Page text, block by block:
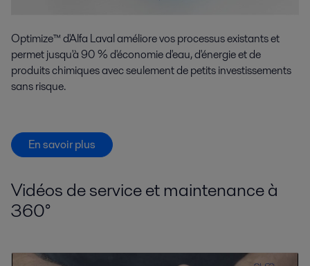
Optimize™ d'Alfa Laval améliore vos processus existants et
permet jusqu'à 90 % d'économie d'eau, d'énergie et de
produits chimiques avec seulement de petits investissements
sans risque.
En savoir plus
Vidéos de service et maintenance à
360°